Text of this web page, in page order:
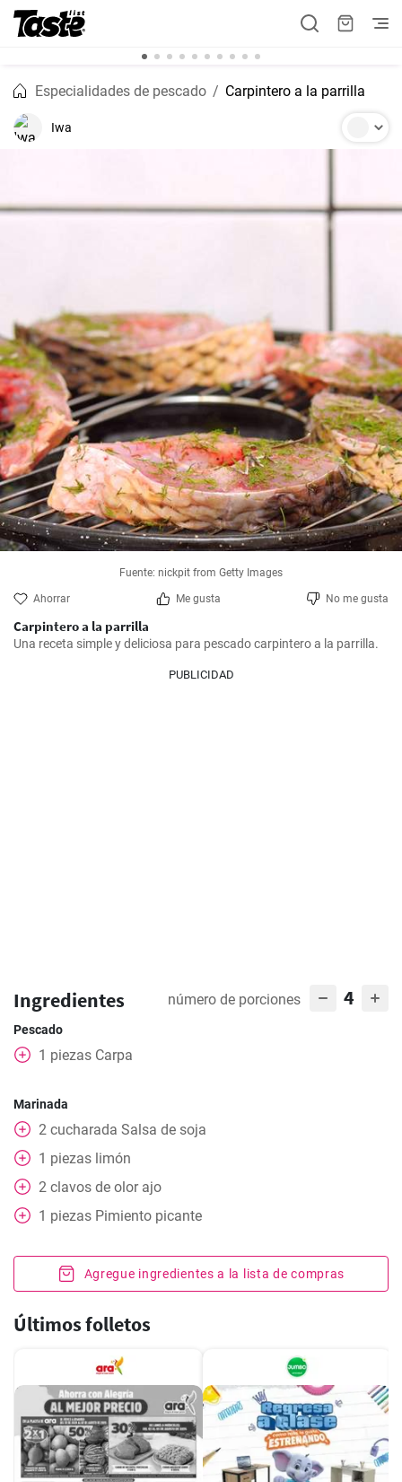
Especialidades de pescado Carpintero a la parrilla
Iwa
Fuente: nickpit from Getty Images
Ahorrar Me gusta No me gusta
Carpintero a la parrilla
Una receta simple y deliciosa para pescado carpintero a la parrilla.
PUBLICIDAD
Ingredientes número de porciones 4
Pescado
1 piezas Carpa
Marinada
2 cucharada Salsa de soja
1 piezas limón
2 clavos de olor ajo
1 piezas Pimiento picante
Agregue ingredientes a la lista de compras
Últimos folletos